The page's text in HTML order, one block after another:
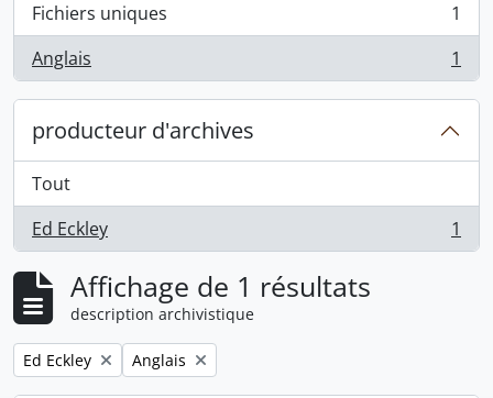
Fichiers uniques
, 1 résultats
1
Anglais
, 1 résultats 1
producteur d'archives
Tout
Ed Eckley
, 1 résultats 1
Affichage de 1 résultats
description archivistique
Remove filter:
Ed Eckley Remove filter:
Anglais